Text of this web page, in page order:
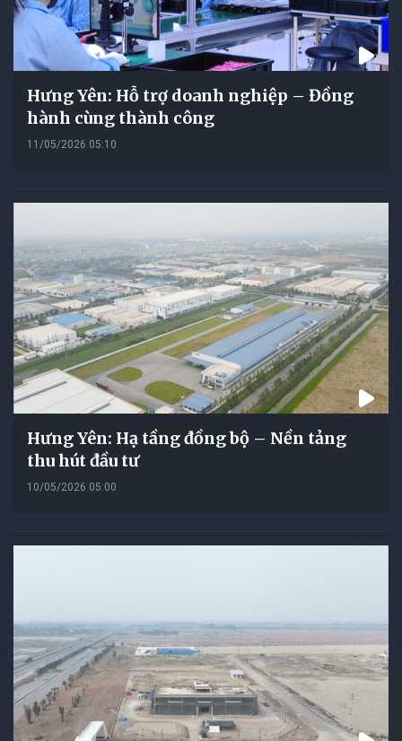
Hưng Yên: Hỗ trợ doanh nghiệp – Đồng
hành cùng thành công
11/05/2026 05:10
Hưng Yên: Hạ tầng đồng bộ – Nền tảng
thu hút đầu tư
10/05/2026 05:00